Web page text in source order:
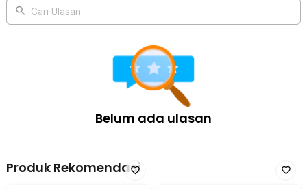
Cari Ulasan
Belum ada ulasan
Produk Rekomendasi